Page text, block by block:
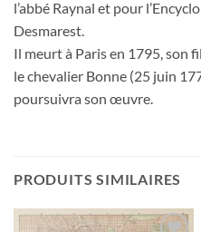
l’abbé Raynal et pour
Desmarest.
Il meurt à Paris en 1795, son
le chevalier Bonne (25 juin
poursuivra son œuvre.
PRODUITS SIMILAIRES